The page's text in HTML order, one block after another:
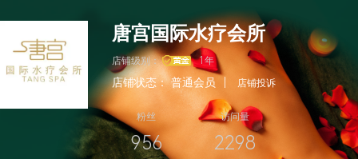
唐宫国际水疗会所
店铺级别： 1年
店铺状态：普通会员 店铺投诉
粉丝
956
访问量
2298